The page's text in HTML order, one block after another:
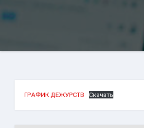
ГРАФИК ДЕЖУРСТВ Скачать